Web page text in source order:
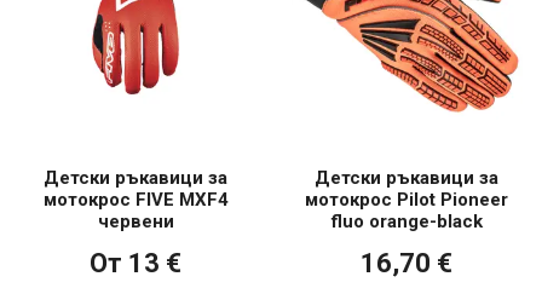
Детски ръкавици за
мотокрос FIVE MXF4
червени
От 13 €
Детски ръкавици за
мотокрос Pilot Pioneer
fluo orange-black
16,70 €